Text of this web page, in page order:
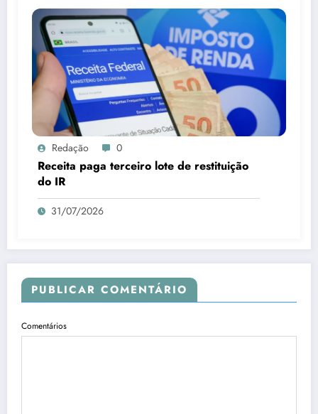
Redação 0
Receita paga terceiro lote de restituição
do IR
31/07/2026
PUBLICAR COMENTÁRIO
Comentários